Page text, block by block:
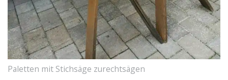
Paletten mit Stichsäge zurechtsägen